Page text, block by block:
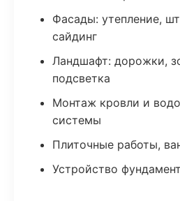
Фасады: утепление,
сайдинг
Ландшафт: дорожки,
подсветка
Монтаж кровли и
системы
Плиточные работы,
Устройство